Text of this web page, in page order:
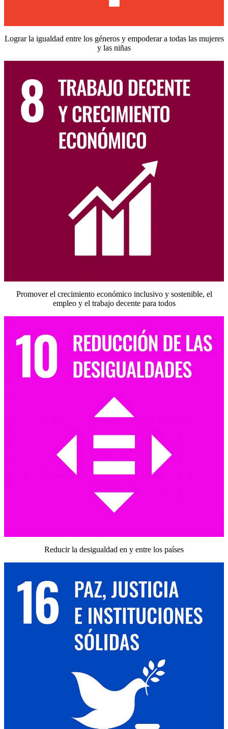
Lograr la igualdad entre los géneros y empoderar a todas las mujeres
y las niñas
Promover el crecimiento económico inclusivo y sostenible, el
empleo y el trabajo decente para todos
Reducir la desigualdad en y entre los países